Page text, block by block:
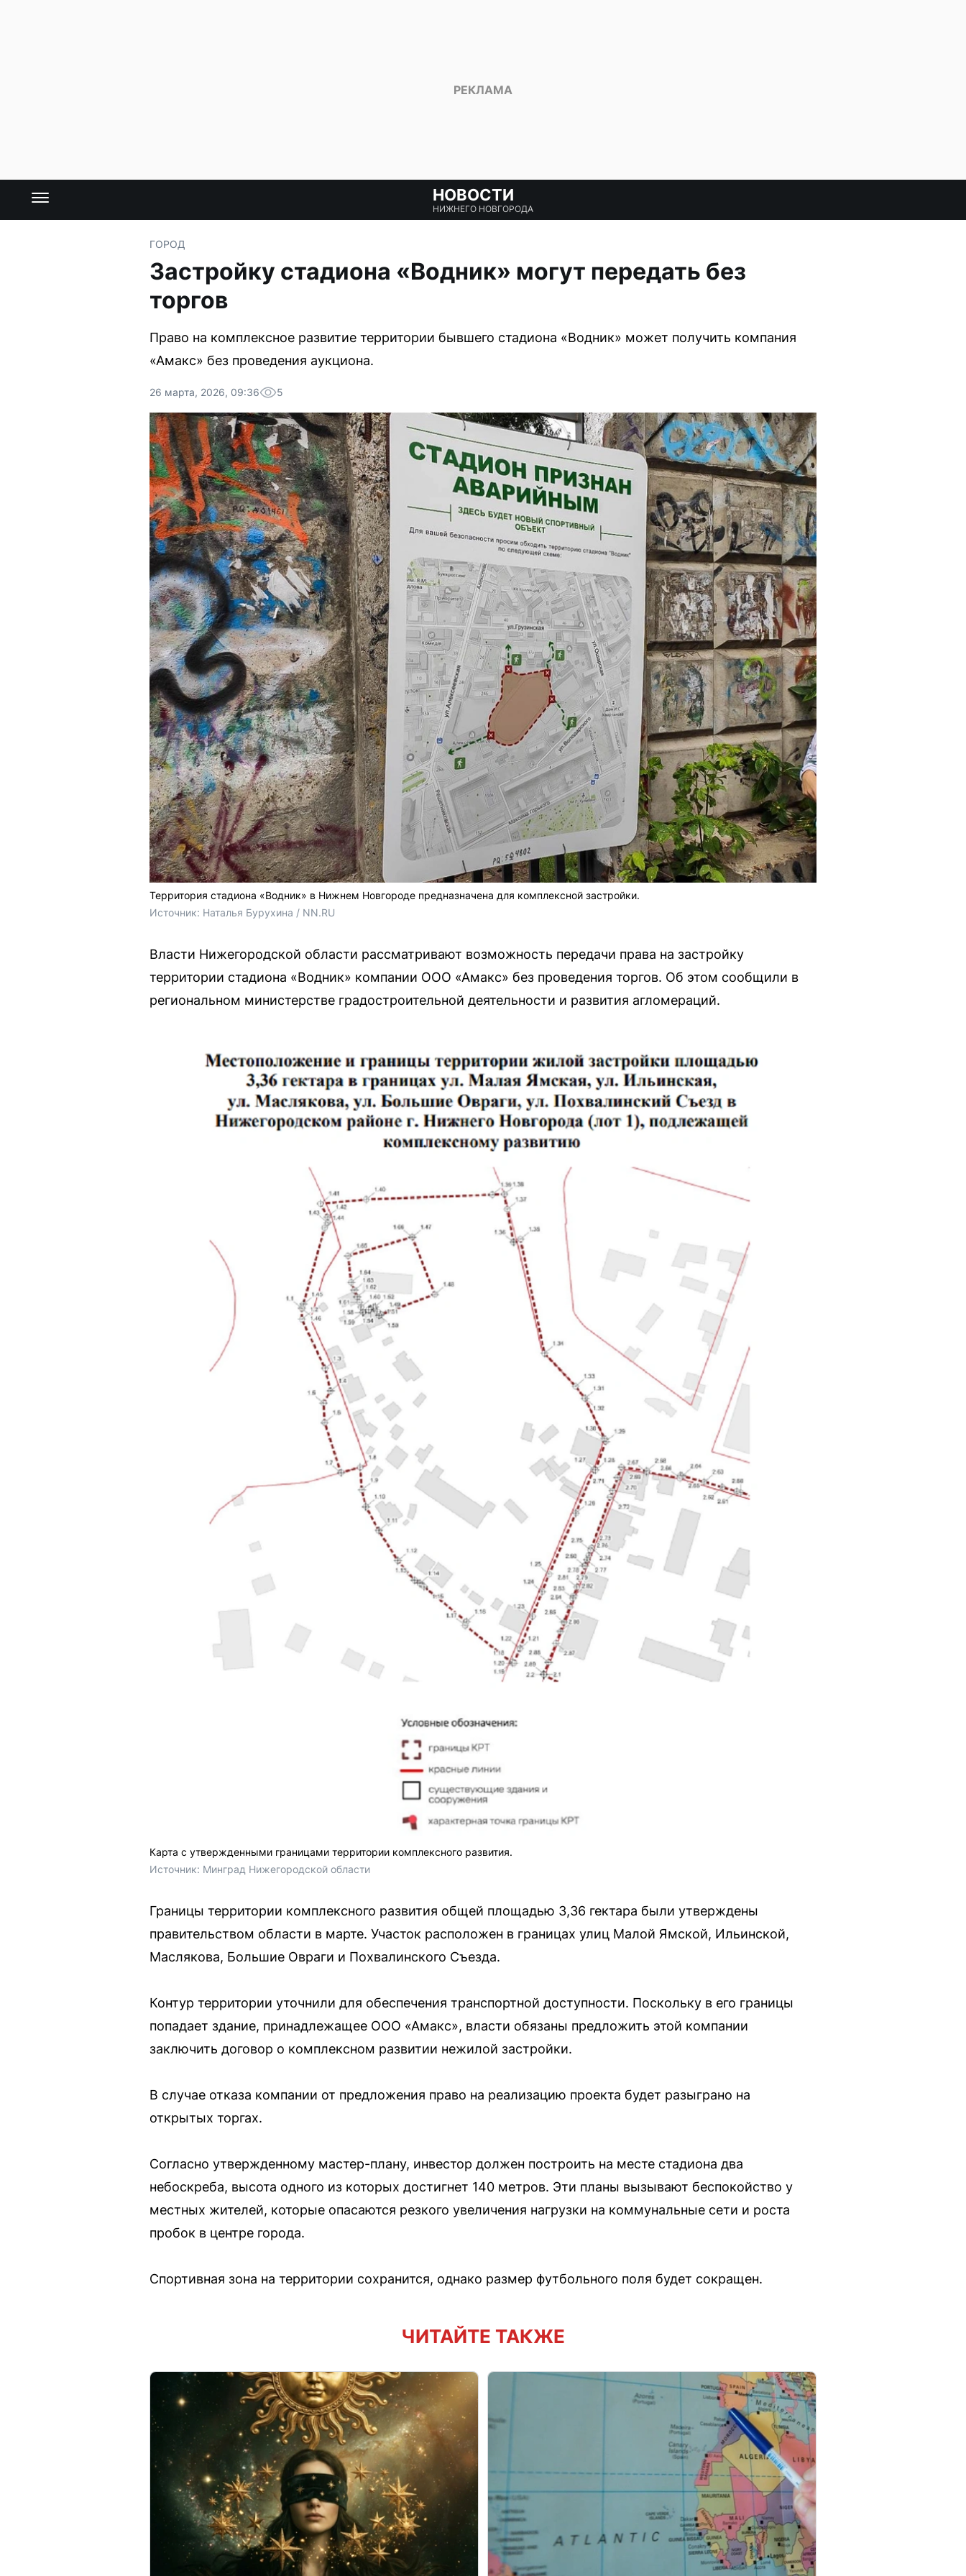
НОВОСТИ
НИЖНЕГО НОВГОРОДА
ГОРОД
Застройку стадиона «Водник» могут передать без
торгов
Право на комплексное развитие территории бывшего стадиона «Водник» может получить компания
«Амакс» без проведения аукциона.
26 марта, 2026, 09:36 5
Территория стадиона «Водник» в Нижнем Новгороде предназначена для комплексной застройки.
Источник: Наталья Бурухина / NN.RU
Власти Нижегородской области рассматривают возможность передачи права на застройку
территории стадиона «Водник» компании ООО «Амакс» без проведения торгов. Об этом сообщили в
региональном министерстве градостроительной деятельности и развития агломераций.
Карта с утвержденными границами территории комплексного развития.
Источник: Минград Нижегородской области
Границы территории комплексного развития общей площадью 3,36 гектара были утверждены
правительством области в марте. Участок расположен в границах улиц Малой Ямской, Ильинской,
Маслякова, Большие Овраги и Похвалинского Съезда.
Контур территории уточнили для обеспечения транспортной доступности. Поскольку в его границы
попадает здание, принадлежащее ООО «Амакс», власти обязаны предложить этой компании
заключить договор о комплексном развитии нежилой застройки.
В случае отказа компании от предложения право на реализацию проекта будет разыграно на
открытых торгах.
Согласно утвержденному мастер-плану, инвестор должен построить на месте стадиона два
небоскреба, высота одного из которых достигнет 140 метров. Эти планы вызывают беспокойство у
местных жителей, которые опасаются резкого увеличения нагрузки на коммунальные сети и роста
пробок в центре города.
Спортивная зона на территории сохранится, однако размер футбольного поля будет сокращен.
ЧИТАЙТЕ ТАКЖЕ